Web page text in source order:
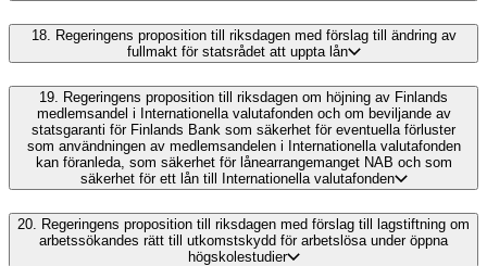
18. Regeringens proposition till riksdagen med förslag till ändring av
fullmakt för statsrådet att uppta lån
19.
Regeringens proposition till riksdagen om höjning av Finlands
medlemsandel i Internationella valutafonden och om beviljande av
statsgaranti för Finlands Bank som säkerhet för eventuella förluster
som användningen av medlemsandelen i Internationella valutafonden
kan föranleda, som säkerhet för lånearrangemanget NAB och som
säkerhet för ett lån till Internationella valutafonden
20. Regeringens proposition till riksdagen med förslag till lagstiftning om
arbetssökandes rätt till utkomstskydd för arbetslösa under öppna
högskolestudier